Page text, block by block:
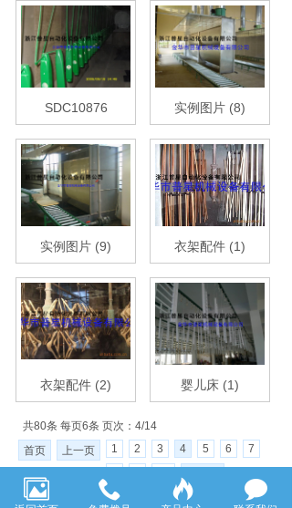
SDC10876 实例图片 (8)
实例图片 (9) 衣架配件 (1)
衣架配件 (2) 婴儿床 (1)
共80条 每页6条 页次：4/14
首页
上一页 1 2 3 4 5 6
7
尾页